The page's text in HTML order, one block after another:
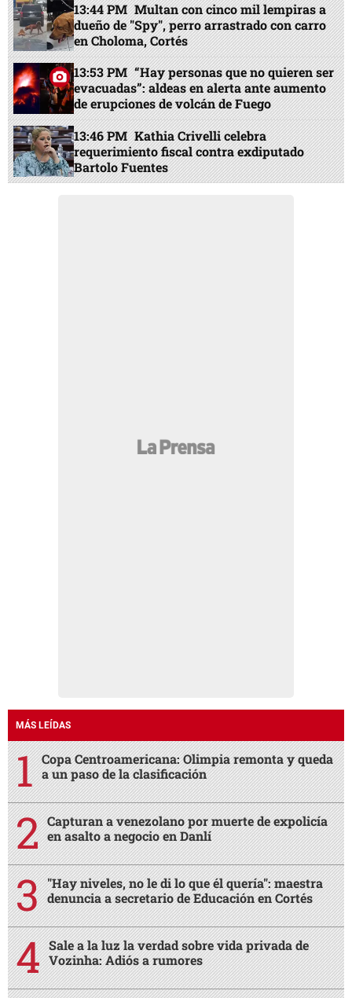
13:44 PM Multan con cinco mil lempiras a
dueño de "Spy", perro arrastrado con carro
en Choloma, Cortés
13:53 PM “Hay personas que no quieren ser
evacuadas”: aldeas en alerta ante aumento
de erupciones de volcán de Fuego
13:46 PM Kathia Crivelli celebra
requerimiento fiscal contra exdiputado
Bartolo Fuentes
MÁS LEÍDAS
Copa Centroamericana: Olimpia remonta y queda
a un paso de la clasificación
Capturan a venezolano por muerte de expolicía
en asalto a negocio en Danlí
"Hay niveles, no le di lo que él quería": maestra
denuncia a secretario de Educación en Cortés
Sale a la luz la verdad sobre vida privada de
Vozinha: Adiós a rumores